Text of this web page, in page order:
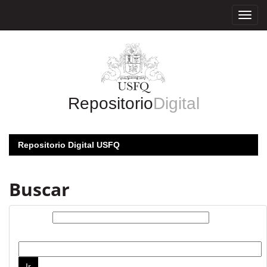
RepositorioDigital
Repositorio Digital USFQ
Buscar